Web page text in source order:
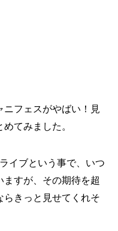
ニフェスがやばい！見
てみました。
イブという事で、いつ
ますが、その期待を超
らきっと見せてくれそ